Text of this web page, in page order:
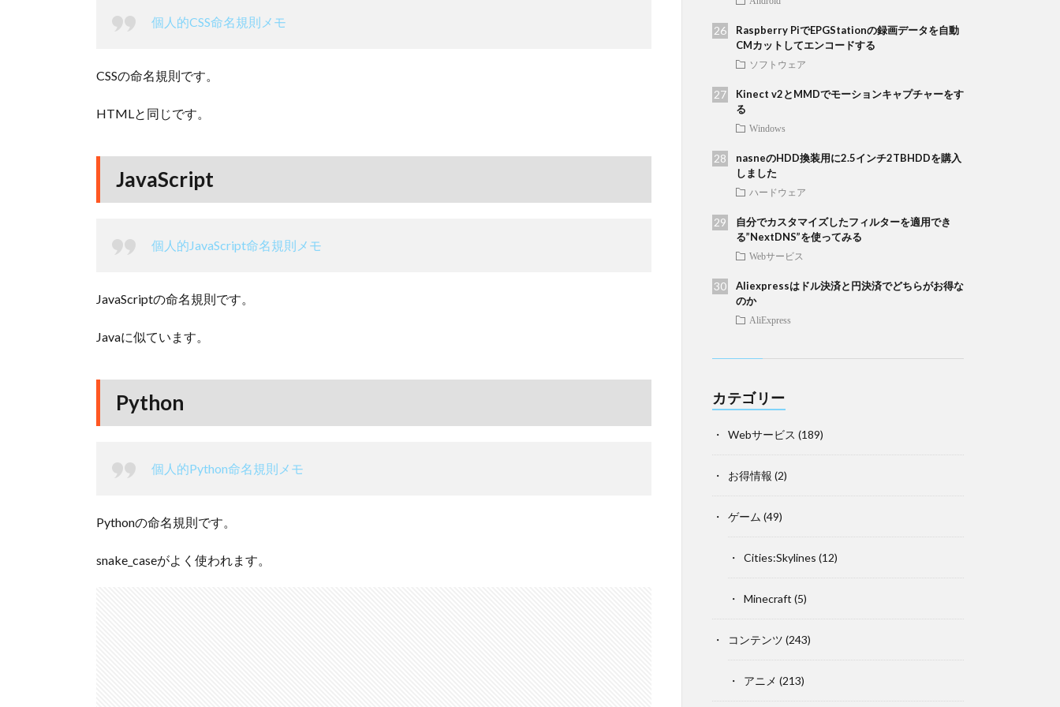
個人的CSS命名規則メモ
CSSの命名規則です。
HTMLと同じです。
JavaScript
個人的JavaScript命名規則メモ
JavaScriptの命名規則です。
Javaに似ています。
Python
個人的Python命名規則メモ
Pythonの命名規則です。
snake_caseがよく使われます。
Raspberry PiでEPGStationの録画データを自動
CMカットしてエンコードする
ソフトウェア
Kinect v2とMMDでモーションキャプチャーをす
る
Windows
nasneのHDD換装用に2.5インチ2TBHDDを購入
しました
ハードウェア
自分でカスタマイズしたフィルターを適用でき
る”NextDNS”を使ってみる
Webサービス
Aliexpressはドル決済と円決済でどちらがお得な
のか
AliExpress
カテゴリー
Webサービス (189)
お得情報 (2)
ゲーム (49)
Cities:Skylines (12)
Minecraft (5)
コンテンツ (243)
アニメ (213)